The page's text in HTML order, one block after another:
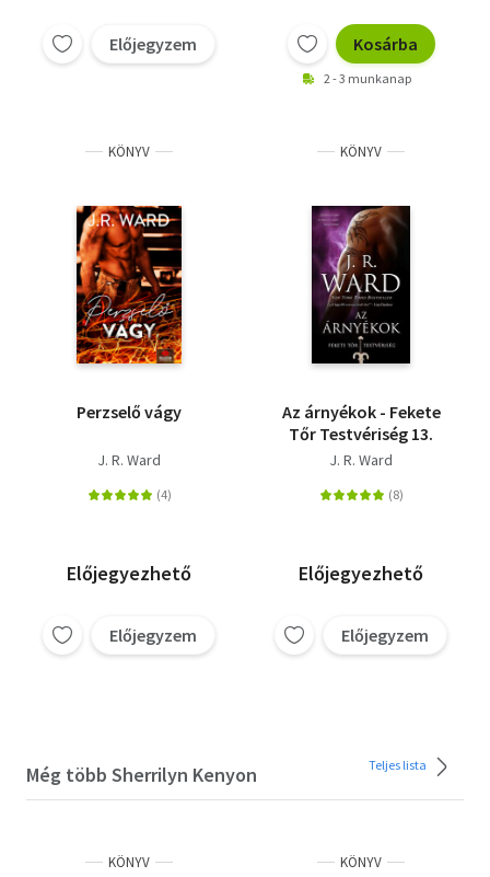
Előjegyzem Kosárba
2 - 3 munkanap
KÖNYV
Perzselő vágy
J. R. Ward
Előjegyezhető
Előjegyzem
KÖNYV
Az árnyékok - Fekete
Tőr Testvériség 13.
J. R. Ward
Előjegyezhető
Előjegyzem
Még több Sherrilyn Kenyon Teljes lista
KÖNYV KÖNYV